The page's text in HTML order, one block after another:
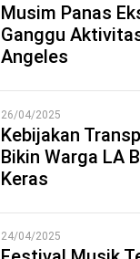
Musim Panas
Ganggu
Angeles
26/04/2025
Kebijakan
Bikin Warga LA
Keras
24/04/2025